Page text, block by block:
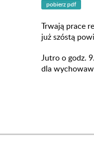
Trwają prace
już szóstą
Jutro o godz.
dla